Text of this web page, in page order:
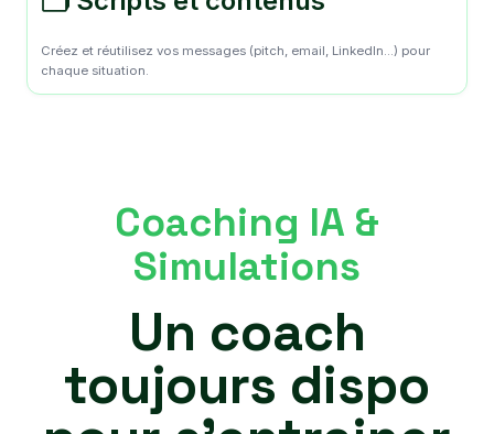
Créez et réutilisez vos messages (pitch, email, LinkedIn...) pour
chaque situation.
Coaching IA &
Simulations
Un coach
toujours dispo